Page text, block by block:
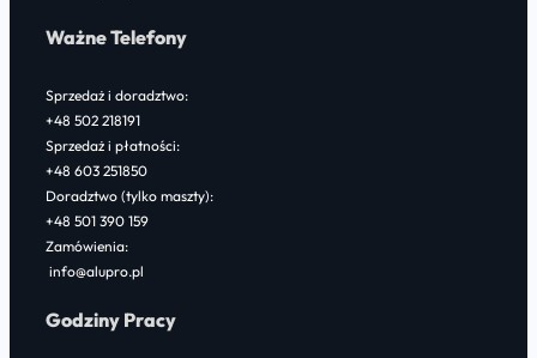
Ważne Telefony
Sprzedaż i doradztwo:
+48 502 218191
Sprzedaż i płatności:
+48 603 251850
Doradztwo (tylko maszty):
+48 501 390 159
Zamówienia:
info@alupro.pl
Godziny Pracy